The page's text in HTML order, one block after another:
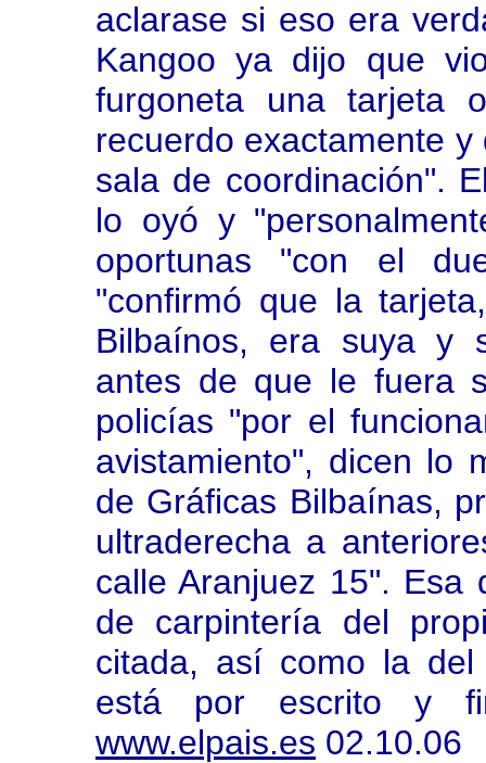
aclarase si eso era
Kangoo ya dijo que
furgoneta una tarjeta
recuerdo exactamente
sala de coordinación".
lo oyó y
oportunas "con el
"confirmó que la
Bilbaínos, era suya y
antes de que le fuera
policías "por el
avistamiento", dicen lo
de Gráficas Bilbaínas,
ultraderecha a
calle Aranjuez 15". Esa
de carpintería del
citada, así como la del
está por escrito y
www.elpais.es 02.10.06